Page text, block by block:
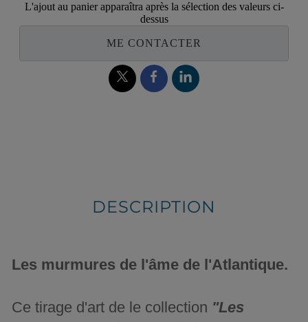
L'ajout au panier apparaîtra après la sélection des valeurs ci-
dessus
ME CONTACTER
DESCRIPTION
Les murmures de l'âme de l'Atlantique.
Ce tirage d'art de le collection "Les